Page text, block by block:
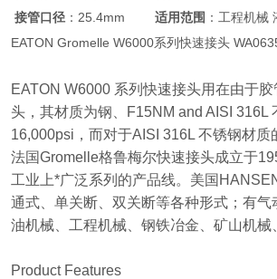
接管口径 ：25.4mm 适用范围 ：工程机械
EATON Gromelle W6000系列快速接头
EATON W6000 系列快速接头用在由于
头，其材质为钢、F15NM and AISI
16,000psi，而对于AISI 316L 不锈钢材
法国Gromelle格鲁梅尔快速接头成立于
工业上*广泛系列的产品线。美国
通式、单关断、双关断等各种形式；有
油机械、工程机械、钢铁冶金、矿山机
Product Features